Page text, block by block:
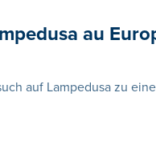
au
auf Lampedusa zu